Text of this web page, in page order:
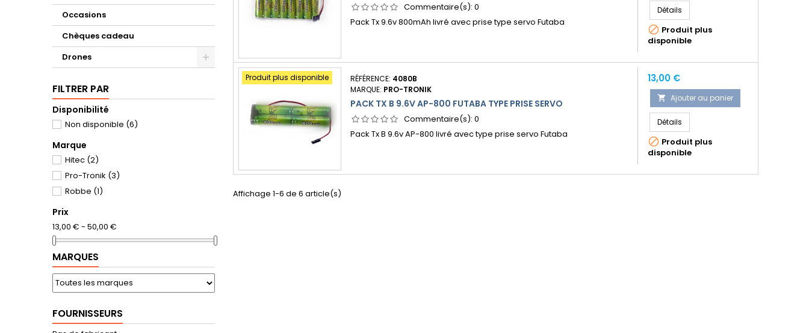
Occasions
Chèques cadeau
Drones
FILTRER PAR
Disponibilité
Non disponible (6)
Marque
Hitec (2)
Pro-Tronik (3)
Robbe (1)
Prix
13,00 € - 50,00 €
MARQUES
FOURNISSEURS
Commentaire(s): 0
Pack Tx 9.6v 800mAh livré avec prise type servo Futaba
Détails
 Produit plus
disponible
Produit plus disponible RÉFÉRENCE: 4080B
MARQUE: PRO-TRONIK
PACK TX B 9.6V AP-800 FUTABA TYPE PRISE SERVO
Commentaire(s): 0
Pack Tx B 9.6v AP-800 livré avec type prise servo Futaba
Prix
13,00 €
 Ajouter au panier
Détails
 Produit plus
disponible
Affichage 1-6 de 6 article(s)